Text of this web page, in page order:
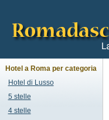
Hotel a Roma per categoria
Hotel di Lusso
5 stelle
4 stelle